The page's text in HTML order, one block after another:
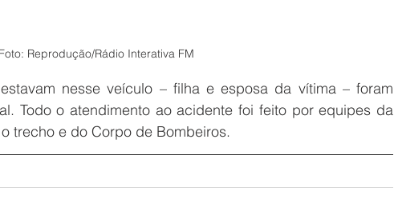
Foto: Reprodução/Rádio Interativa FM
nesse veículo – filha e esposa da vítima – foram
Todo o atendimento ao acidente foi feito por equipes da
trecho e do Corpo de Bombeiros.